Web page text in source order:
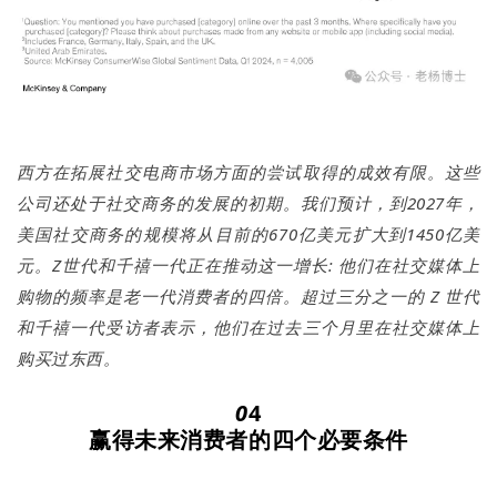
西方在拓展社交电商市场方面的尝试取得的成效有限。这些
公司还处于社交商务的发展的初期。我们预计，到2027年，
美国社交商务的规模将从目前的670亿美元扩大到1450亿美
元。Z世代和千禧一代正在推动这一增长: 他们在社交媒体上
购物的频率是老一代消费者的四倍。超过三分之一的 Z 世代
和千禧一代受访者表示，他们在过去三个月里在社交媒体上
购买过东西。
04
赢得未来消费者的四个必要条件